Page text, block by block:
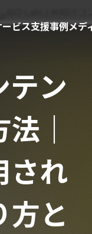
ビス支援事例メデ
テン
｜
され
方と